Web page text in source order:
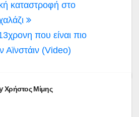
καταστροφή στο
που είναι πιο
Αϊνστάιν (Video)
Χρήστος Μίμης